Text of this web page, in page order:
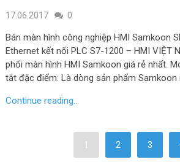
17.06.2017 0
Bán màn hình công nghiệp HMI Samkoon
Ethernet kết nối PLC S7-1200 – HMI VIỆT
phối màn hình HMI Samkoon giá rẻ nhất.
tắt đặc điểm: Là dòng sản phẩm Samkoon
Continue reading...
1 2 3